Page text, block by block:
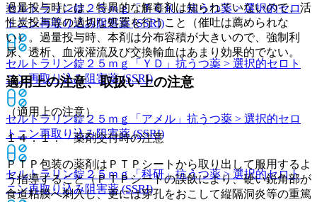
セルトラリン錠２５ｍｇ「ＴＣＫ」抗うつ薬 > 選択的セロ
トニン再取り込み阻害薬 (SSRI)
セルトラリン錠２５ｍｇ「ＹＤ」 抗うつ薬 > 選択的セロト
ニン再取り込み阻害薬 (SSRI)
セルトラリン錠２５ｍｇ「アメル」 抗うつ薬 > 選択的セロ
トニン再取り込み阻害薬 (SSRI)
セルトラリン錠２５ｍｇ「科研」抗うつ薬 > 選択的セロト
ニン再取り込み阻害薬 (SSRI)
過量投与時には、特異的な解毒剤は知られていないので、活
性炭投与等の適切な処置を行うこと（催吐は薦められな
い）。過量投与時、本剤は分布容積が大きいので、強制利
尿、透析、血液灌流及び交換輸血はあまり効果的でない。
適用上の注意、取扱い上の注意
（適用上の注意）
１４．１． 薬剤交付時の注意
ＰＴＰ包装の薬剤はＰＴＰシートから取り出して服用するよ
う指導すること（ＰＴＰシートの誤飲により、硬い鋭角部が
食道粘膜へ刺入し、更には穿孔をおこして縦隔洞炎等の重篤